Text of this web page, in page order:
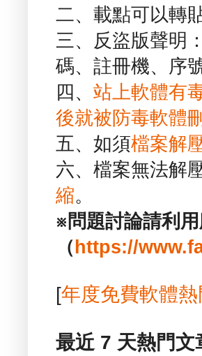
二、載點可以轉
三、反盜版聲明
碼、註冊機、序
四、 站上軟體有
後就被防毒軟體
五、如須檔案解
六、檔案無法解
縮。
※問題討論請利
（ https://
[年度免費軟體
最近 7 天熱門文